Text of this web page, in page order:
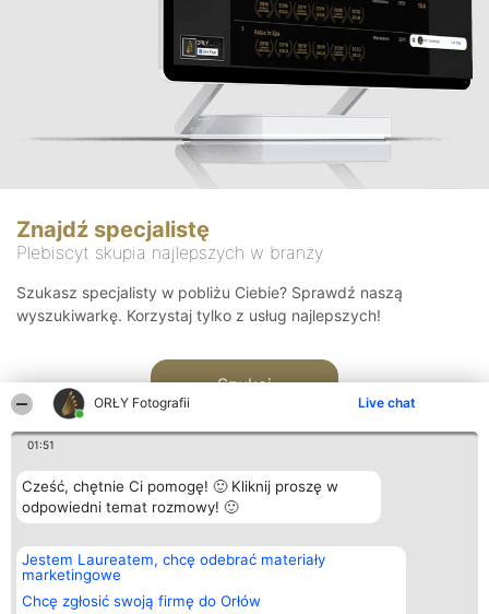
ORŁY Fotografii Live chat
01:51
Cześć, chętnie Ci pomogę! 🙂 Kliknij proszę w
odpowiedni temat rozmowy! 🙂
Jestem Laureatem, chcę odebrać materiały
marketingowe
Chcę zgłosić swoją firmę do Orłów
Znajdź specjalistę
Plebiscyt skupia najlepszych w branży
Szukasz specjalisty w pobliżu Ciebie? Sprawdź naszą
wyszukiwarkę. Korzystaj tylko z usług najlepszych!
Szukaj
Organizator plebiscytu
Bright Side Solutions sp. z o.
o. sp. k.
ul. Ruska 22
Wrocław 50-079
Plebiscyt
Laureaci
wszystkich
Laureatów
Kontakt
Kontakt